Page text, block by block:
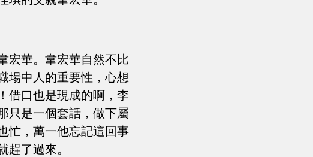
宏華。韋宏華自然不比
場中人的重要性，心想
借口也是現成的啊，李
只是一個套話，做下屬
忙，萬一他忘記這回事
了過來。